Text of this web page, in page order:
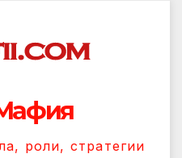
роли, стратегии